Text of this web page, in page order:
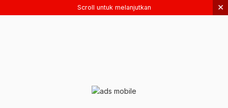
Scroll untuk melanjutkan ×